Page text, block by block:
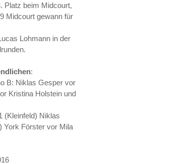
Platz beim Midcourt,
Midcourt gewann für
Lohmann in der
:
B: Niklas Gesper vor
Kristina Holstein und
(Kleinfeld) Niklas
York Förster vor Mila